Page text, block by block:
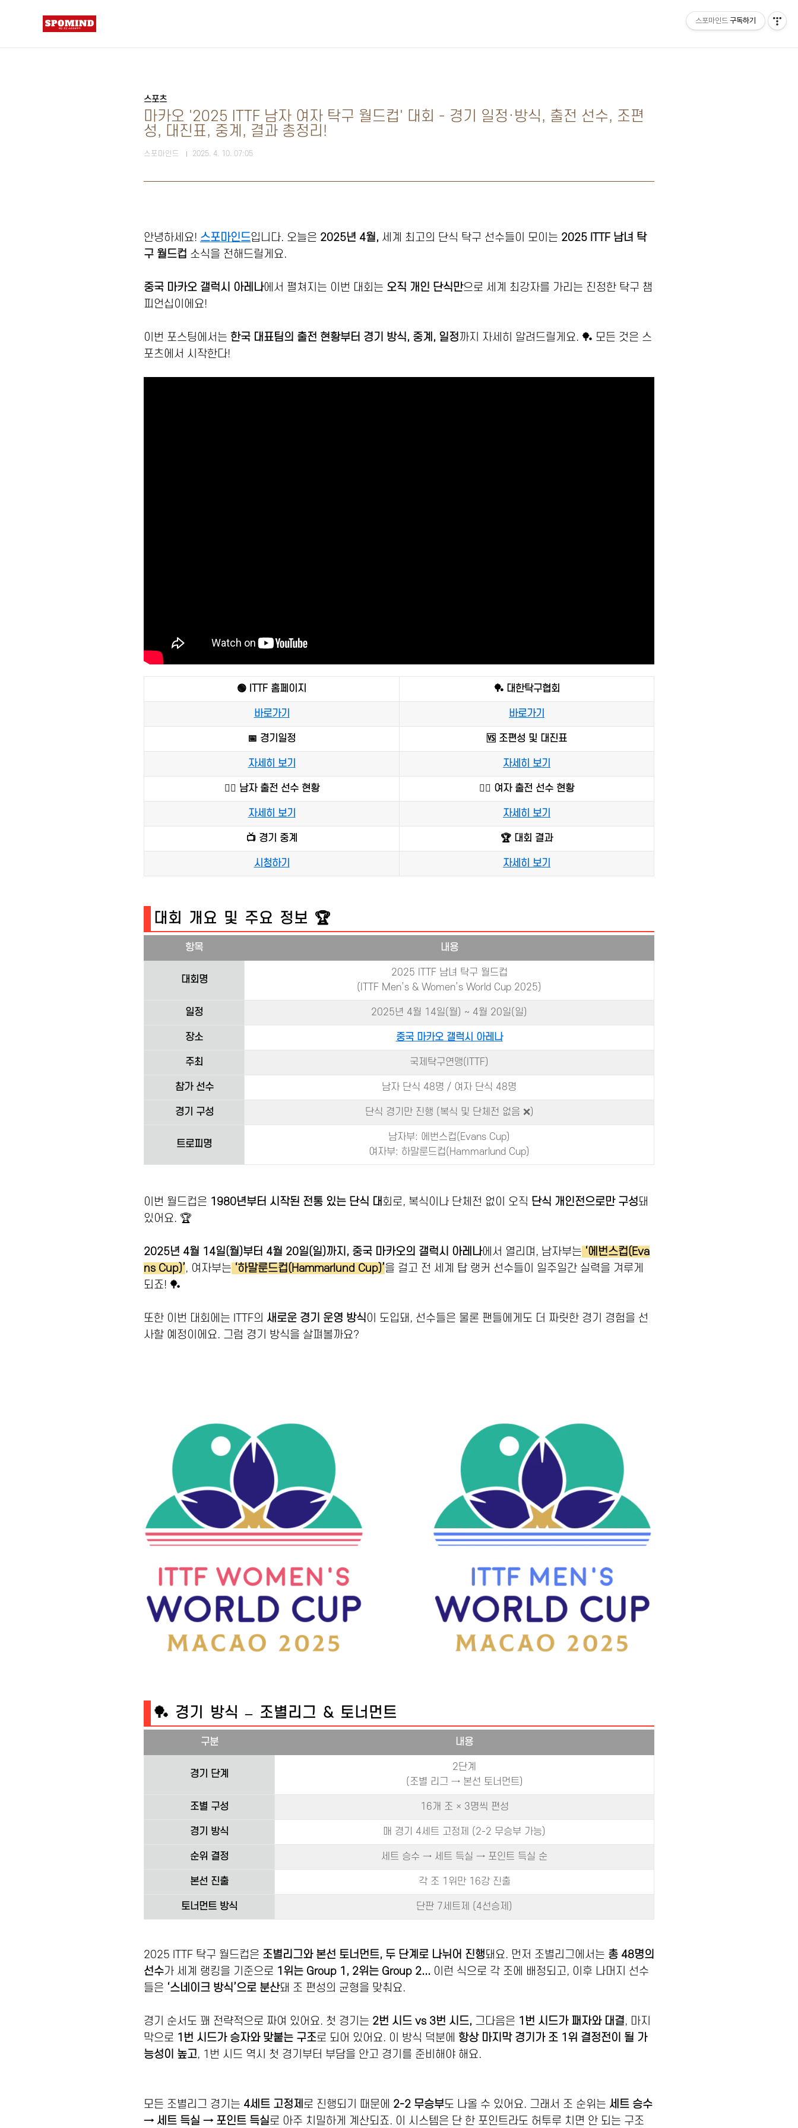
홈
스포츠
마카오 '2025 ITTF 남자 여자 탁구 월드컵' 대회 - 경기 일정·방식, 출전 선수, 조편
성, 대진표, 중계, 결과 총정리!
스포마인드 2025. 4. 10. 07:05
안녕하세요! 스포마인드입니다. 오늘은 2025년 4월, 세계 최고의 단식 탁구 선수들이 모이는 2025 ITTF 남녀 탁
구 월드컵 소식을 전해드릴게요.
중국 마카오 갤럭시 아레나에서 펼쳐지는 이번 대회는 오직 개인 단식만으로 세계 최강자를 가리는 진정한 탁구 챔
피언십이에요!
이번 포스팅에서는 한국 대표팀의 출전 현황부터 경기 방식, 중계, 일정까지 자세히 알려드릴게요. 🏓 모든 것은 스
포츠에서 시작한다!
🟢 ITTF 홈페이지 🏓 대한탁구협회
바로가기 바로가기
📅 경기일정 🆚 조편성 및 대진표
자세히 보기 자세히 보기
🙋‍♂️ 남자 출전 선수 현황 🙋‍♀️ 여자 출전 선수 현황
자세히 보기 자세히 보기
📺 경기 중계 🏆 대회 결과
시청하기 자세히 보기
대회 개요 및 주요 정보 🏆
항목 내용
대회명
2025 ITTF 남녀 탁구 월드컵
(ITTF Men’s & Women’s World Cup 2025)
일정 2025년 4월 14일(월) ~ 4월 20일(일)
장소 중국 마카오 갤럭시 아레나
주최 국제탁구연맹(ITTF)
참가 선수 남자 단식 48명 / 여자 단식 48명
경기 구성 단식 경기만 진행 (복식 및 단체전 없음 ❌)
트로피명
남자부: 에번스컵(Evans Cup)
여자부: 하말룬드컵(Hammarlund Cup)
이번 월드컵은 1980년부터 시작된 전통 있는 단식 대 회로, 복식이나 단체전 없이 오직 단식 개인전으로만 구성돼
있어요. 🏆
2025년 4월 14일(월)부터 4월 20일(일)까지, 중국 마카오의 갤럭시 아레나에서 열리며, 남자부는 ‘에번스컵(Eva
ns Cup)’, 여자부는 ‘하말룬드컵(Hammarlund Cup)’을 걸고 전 세계 탑 랭커 선수들이 일주일간 실력을 겨루게
되죠! 🏓
또한 이번 대회에는 ITTF의 새로운 경기 운영 방식이 도입돼, 선수들은 물론 팬들에게도 더 짜릿한 경기 경험을 선
사할 예정이에요. 그럼 경기 방식을 살펴볼까요?
🏓 경기 방식 – 조별리그 & 토너먼트
구분 내용
경기 단계
2단계
(조별 리그 → 본선 토너먼트)
조별 구성 16개 조 × 3명씩 편성
경기 방식 매 경기 4세트 고정제 (2-2 무승부 가능)
순위 결정 세트 승수 → 세트 득실 → 포인트 득실 순
본선 진출 각 조 1위만 16강 진출
토너먼트 방식 단판 7세트제 (4선승제)
2025 ITTF 탁구 월드컵은 조별리그와 본선 토너먼트, 두 단계로 나뉘어 진행돼요. 먼저 조별리그에서는 총 48명의
선수가 세계 랭킹을 기준으로 1위는 Group 1, 2위는 Group 2... 이런 식으로 각 조에 배정되고, 이후 나머지 선수
들은 ‘스네이크 방식’으로 분산돼 조 편성의 균형을 맞춰요.
경기 순서도 꽤 전략적으로 짜여 있어요. 첫 경기는 2번 시드 vs 3번 시드, 그다음은 1번 시드가 패자와 대결, 마지
막으로 1번 시드가 승자와 맞붙는 구조로 되어 있어요. 이 방식 덕분에 항상 마지막 경기가 조 1위 결정전이 될 가
능성이 높고, 1번 시드 역시 첫 경기부터 부담을 안고 경기를 준비해야 해요.
모든 조별리그 경기는 4세트 고정제 로 진행되기 때문에 2-2 무승부도 나올 수 있어요. 그래서 조 순위는 세트 승수
→ 세트 득실 → 포인트 득실로 아주 치밀하게 계산되죠. 이 시스템은 단 한 포인트라도 허투루 치면 안 되는 구조
스포마인드 구독하기